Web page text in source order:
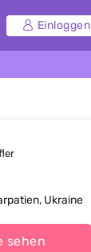
Einloggen
Ukraine
sehen